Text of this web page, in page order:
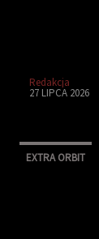
Redakcja
27 LIPCA 2026
EXTRA ORBIT